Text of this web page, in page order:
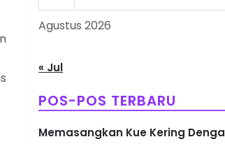
Agustus 2026
« Jul
POS-POS TERBARU
Memasangkan Kue Kering